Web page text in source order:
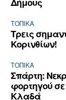
Δήμους
ΤΟΠΙΚΑ
Τρεις
Κορινθίων!
ΤΟΠΙΚΑ
Σπάρτη:
φορτηγού
Κλαδά